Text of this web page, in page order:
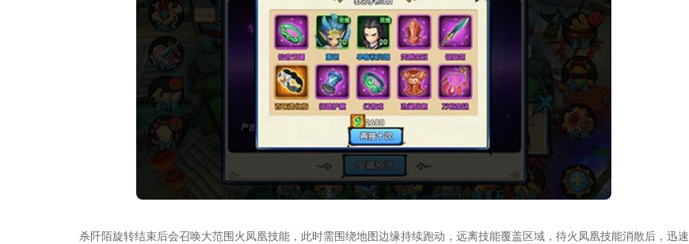
杀阡陌旋转结束后会召唤大范围火凤凰技能，此时需围绕地图边缘持续跑动，远离技能覆盖区域，待火凤凰技能消散后，迅速